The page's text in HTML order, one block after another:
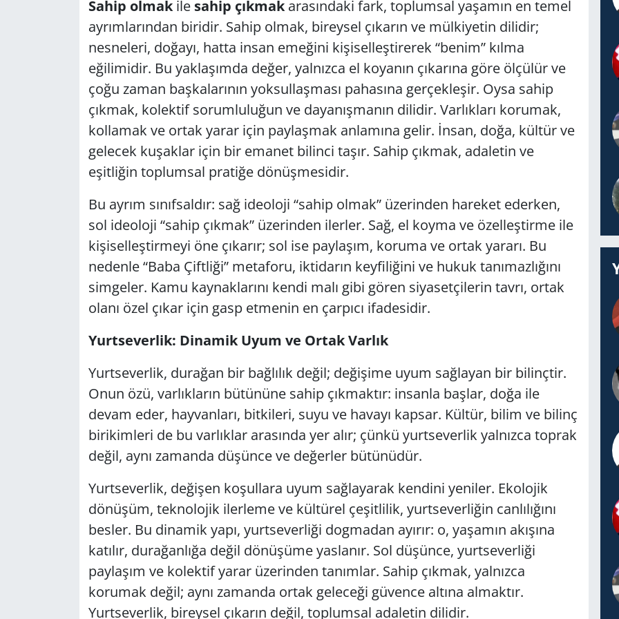
Sahip olmakile sahip çıkmakarasındaki fark, toplumsal yaşamın en temel
ayrımlarından biridir. Sahip olmak, bireysel çıkarın ve mülkiyetin dilidir;
nesneleri, doğayı, hatta insan emeğini kişiselleştirerek “benim” kılma
eğilimidir. Bu yaklaşımda değer, yalnızca el koyanın çıkarına göre ölçülür ve
çoğu zaman başkalarının yoksullaşması pahasına gerçekleşir. Oysa sahip
çıkmak, kolektif sorumluluğun ve dayanışmanın dilidir. Varlıkları korumak,
kollamak ve ortak yarar için paylaşmak anlamına gelir. İnsan, doğa, kültür ve
gelecek kuşaklar için bir emanet bilinci taşır. Sahip çıkmak, adaletin ve
eşitliğin toplumsal pratiğe dönüşmesidir.
Bu ayrım sınıfsaldır: sağ ideoloji “sahip olmak” üzerinden hareket ederken,
sol ideoloji “sahip çıkmak” üzerinden ilerler. Sağ, el koyma ve özelleştirme ile
kişiselleştirmeyi öne çıkarır; sol ise paylaşım, koruma ve ortak yararı. Bu
nedenle “Baba Çiftliği” metaforu, iktidarın keyfiliğini ve hukuk tanımazlığını
simgeler. Kamu kaynaklarını kendi malı gibi gören siyasetçilerin tavrı, ortak
olanı özel çıkar için gasp etmenin en çarpıcı ifadesidir.
Yurtseverlik: Dinamik Uyum ve Ortak Varlık
Yurtseverlik, durağan bir bağlılık değil; değişime uyum sağlayan bir bilinçtir.
Onun özü, varlıkların bütününe sahip çıkmaktır: insanla başlar, doğa ile
devam eder, hayvanları, bitkileri, suyu ve havayı kapsar. Kültür, bilim ve bilinç
birikimleri de bu varlıklar arasında yer alır; çünkü yurtseverlik yalnızca toprak
değil, aynı zamanda düşünce ve değerler bütünüdür.
Yurtseverlik, değişen koşullara uyum sağlayarak kendini yeniler. Ekolojik
dönüşüm, teknolojik ilerleme ve kültürel çeşitlilik, yurtseverliğin canlılığını
besler. Bu dinamik yapı, yurtseverliği dogmadan ayırır: o, yaşamın akışına
katılır, durağanlığa değil dönüşüme yaslanır. Sol düşünce, yurtseverliği
paylaşım ve kolektif yarar üzerinden tanımlar. Sahip çıkmak, yalnızca
korumak değil; aynı zamanda ortak geleceği güvence altına almaktır.
Yurtseverlik, bireysel çıkarın değil, toplumsal adaletin dilidir.
GÜNDEM
HABERDE İNSAN
KÜLTÜR SANAT
MAGAZİN
POLİTİKA
RESMİ İLANLAR